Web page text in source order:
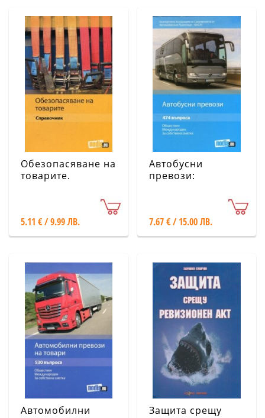
Обезопасяване на
товарите.
5.11 € / 9.99 ЛВ.
Автобусни
превози:
международен, за
собствена сметка
(474 въпроса)
7.67 € / 15.00 ЛВ.
Автомобилни
Защита срещу